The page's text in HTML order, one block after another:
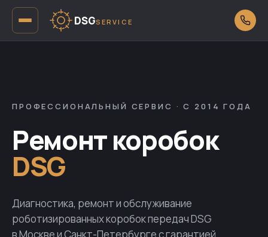
DSGSERVICE
ПРОФЕССИОНАЛЬНЫЙ СЕРВИС · С 2014 ГОДА
Ремонт коробок
DSG
Диагностика, ремонт и обслуживание
роботизированных коробок передач DSG